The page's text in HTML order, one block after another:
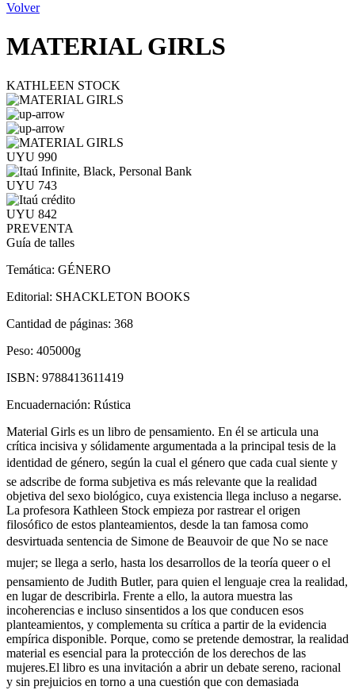
Volver
MATERIAL GIRLS
KATHLEEN STOCK
UYU 990
UYU 743
UYU 842
PREVENTA
Guía de talles
Temática: GÉNERO
Editorial: SHACKLETON BOOKS
Cantidad de páginas: 368
Peso: 405000g
ISBN: 9788413611419
Encuadernación: Rústica
Material Girls es un libro de pensamiento. En él se articula una
crítica incisiva y sólidamente argumentada a la principal tesis de la
identidad de género, según la cual el género que cada cual siente y
se adscribe de forma subjetiva es más relevante que la realidad
objetiva del sexo biológico, cuya existencia llega incluso a negarse.
La profesora Kathleen Stock empieza por rastrear el origen
filosófico de estos planteamientos, desde la tan famosa como
desvirtuada sentencia de Simone de Beauvoir de que No se nace
mujer; se llega a serlo, hasta los desarrollos de la teoría queer o el
pensamiento de Judith Butler, para quien el lenguaje crea la realidad,
en lugar de describirla. Frente a ello, la autora muestra las
incoherencias e incluso sinsentidos a los que conducen esos
planteamientos, y complementa su crítica a partir de la evidencia
empírica disponible. Porque, como se pretende demostrar, la realidad
material es esencial para la protección de los derechos de las
mujeres.El libro es una invitación a abrir un debate sereno, racional
y sin prejuicios en torno a una cuestión que con demasiada